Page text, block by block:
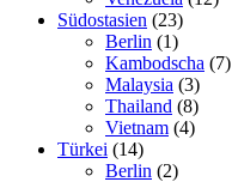
Südostasien (23)
Berlin (1)
Kambodscha (7)
Malaysia (3)
Thailand (8)
Vietnam (4)
Türkei (14)
Berlin (2)